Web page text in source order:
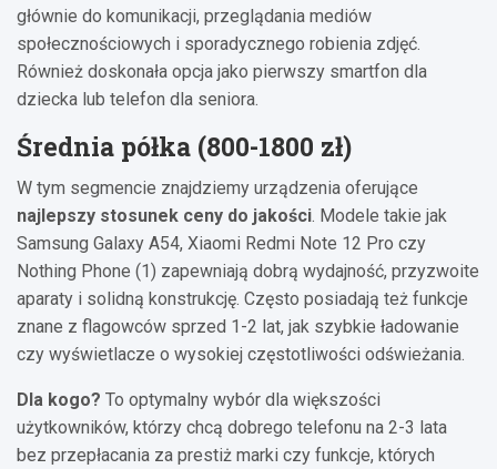
głównie do komunikacji, przeglądania mediów
społecznościowych i sporadycznego robienia zdjęć.
Również doskonała opcja jako pierwszy smartfon dla
dziecka lub telefon dla seniora.
Średnia półka (800-1800 zł)
W tym segmencie znajdziemy urządzenia oferujące
najlepszy stosunek ceny do jakości. Modele takie jak
Samsung Galaxy A54, Xiaomi Redmi Note 12 Pro czy
Nothing Phone (1) zapewniają dobrą wydajność, przyzwoite
aparaty i solidną konstrukcję. Często posiadają też funkcje
znane z flagowców sprzed 1-2 lat, jak szybkie ładowanie
czy wyświetlacze o wysokiej częstotliwości odświeżania.
Dla kogo? To optymalny wybór dla większości
użytkowników, którzy chcą dobrego telefonu na 2-3 lata
bez przepłacania za prestiż marki czy funkcje, których